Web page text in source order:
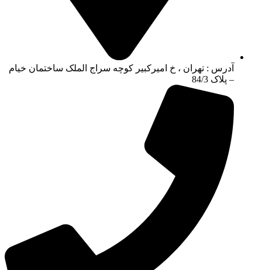
آدرس : تهران ، خ امیرکبیر کوچه سراج الملک ساختمان خیام
– پلاک 84/3